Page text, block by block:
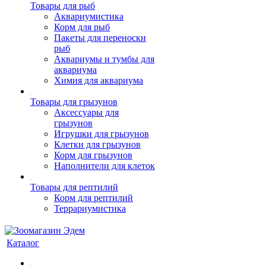
Товары для рыб
Аквариумистика
Корм для рыб
Пакеты для переноски
рыб
Аквариумы и тумбы для
аквариума
Химия для аквариума
Товары для грызунов
Аксессуары для
грызунов
Игрушки для грызунов
Клетки для грызунов
Корм для грызунов
Наполнители для клеток
Товары для рептилий
Корм для рептилий
Террариумистика
Каталог